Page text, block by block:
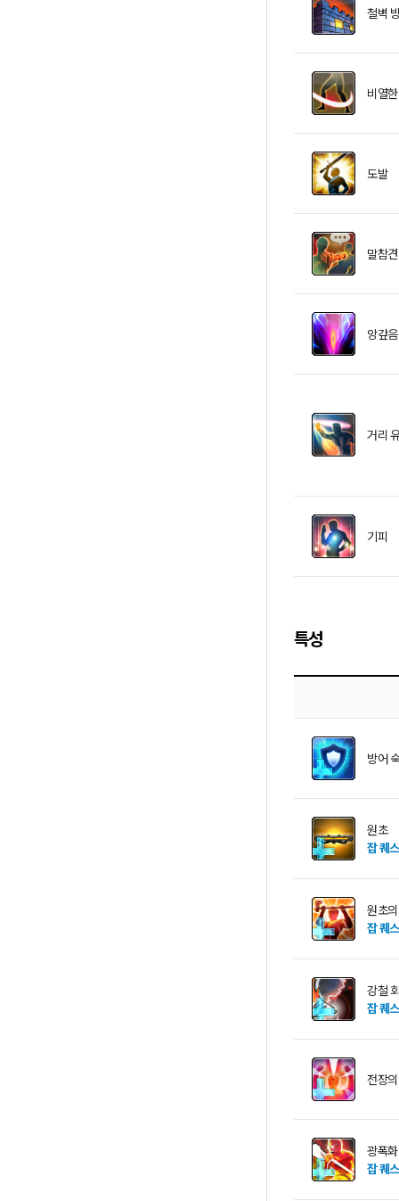
철벽
비열
도발
말참견
앙갚음
거리
기피
특성
방어
원초
잡 퀘
원초
잡 퀘
강철
잡 퀘
전장
광폭
잡 퀘